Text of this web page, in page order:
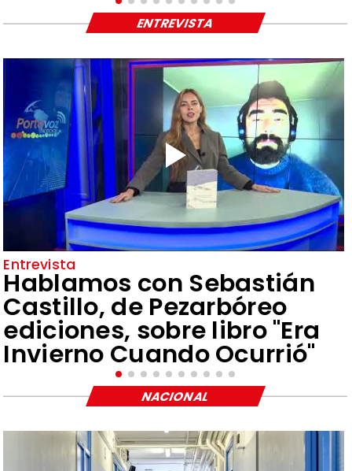
Entrevista
Hablamos con Sebastián
Castillo, de Pezarbóreo
ediciones, sobre libro "Era
Invierno Cuando Ocurrió"
ENTREVISTA
NACIONAL